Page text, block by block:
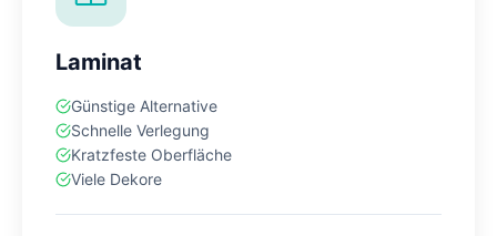
Laminat
Günstige Alternative
Schnelle Verlegung
Kratzfeste Oberfläche
Viele Dekore